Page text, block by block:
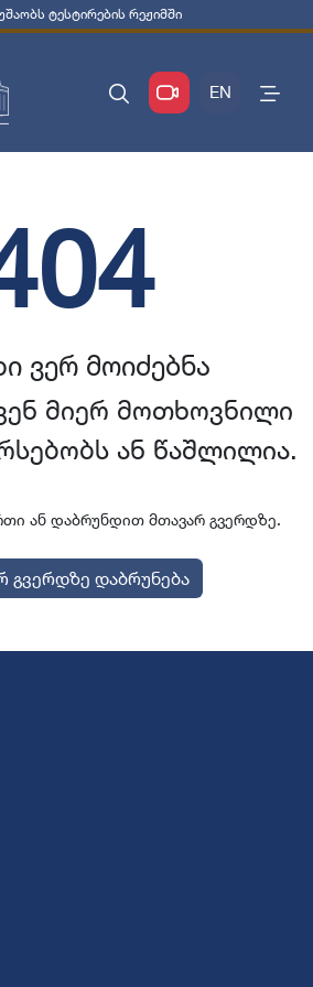
ტესტირების რეჟიმში
EN
ვერ მოიძებნა
მიერ მოთხოვნილი
ან წაშლილია.
ან დაბრუნდით მთავარ გვერდზე.
გვერდზე დაბრუნება